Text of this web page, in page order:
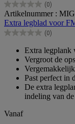
(0)
0.0
van
de
5
Artikelnummer :
Extra legblad voor
(0)
0.0
sterren.
Extra legplank
Vergroot de
Past perfect in
De extra
indeling van
Vanaf